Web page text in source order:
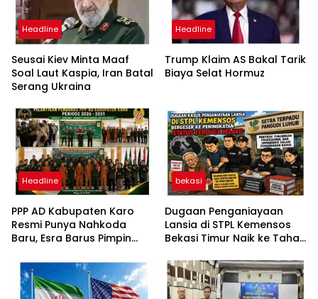
Headline
Seusai Kiev Minta Maaf
Soal Laut Kaspia, Iran Batal
Serang Ukraina
Headline
Trump Klaim AS Bakal Tarik
Biaya Selat Hormuz
Headline
PPP AD Kabupaten Karo
Resmi Punya Nahkoda
Baru, Esra Barus Pimpin
bekasi
Dugaan Penganiayaan
Lansia di STPL Kemensos
Bekasi Timur Naik ke Tahap
Minta Proses Transparan
dan Bebas Intervensi